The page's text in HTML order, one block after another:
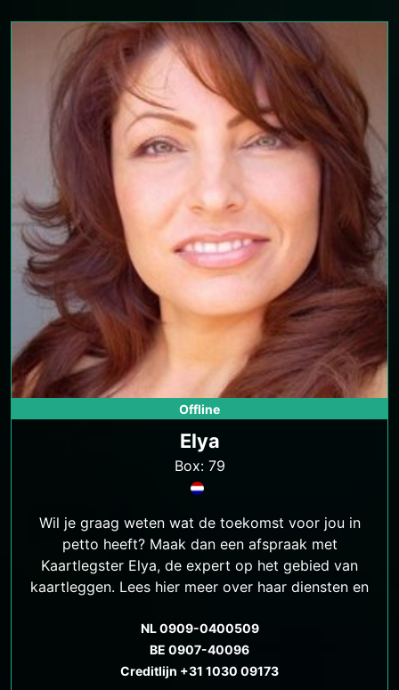
Offline
Elya
Box: 79
Wil je graag weten wat de toekomst voor jou in
petto heeft? Maak dan een afspraak met
Kaartlegster Elya, de expert op het gebied van
kaartleggen. Lees hier meer over haar diensten en
NL 0909-0400509
BE 0907-40096
Creditlijn +31 1030 09173